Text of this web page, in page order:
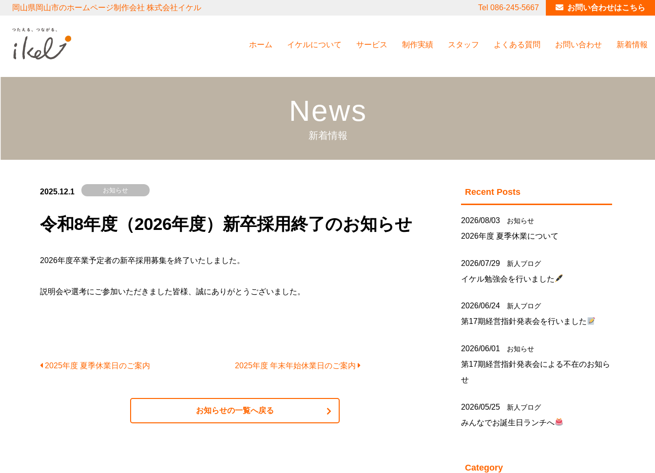
岡山県岡山市のホームページ制作会社 株式会社イケル Tel 086-245-5667 お問い合わせはこちら
ホーム イケルについて サービス 制作実績 スタッフ よくある質問 お問い合わせ 新着情報
News
新着情報
2025.12.1 お知らせ
令和8年度（2026年度）新卒採用終了のお知らせ
2026年度卒業予定者の新卒採用募集を終了いたしました。
説明会や選考にご参加いただきました皆様、誠にありがとうございました。
2025年度 夏季休業日のご案内 2025年度 年末年始休業日のご案内
お知らせの一覧へ戻る
Recent Posts
2026/08/03 お知らせ
2026年度 夏季休業について
2026/07/29 新人ブログ
イケル勉強会を行いました
2026/06/24 新人ブログ
第17期経営指針発表会を行いました
2026/06/01 お知らせ
第17期経営指針発表会による不在のお知ら
せ
2026/05/25 新人ブログ
みんなでお誕生日ランチへ
Category